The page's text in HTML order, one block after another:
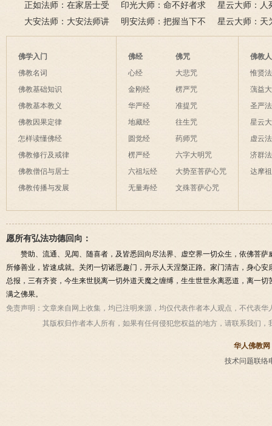
已得，佛法难闻今已闻；
此身不向今生度，更向何
生度此身？
树红，暮看花落树还空；
若将花比人间事，花与人
间事一同。
该怎么念佛？
正如法师：在家居士受
五戒可以搭缦衣吗？
印光大师：命不好者求
美好姻缘，有个简单方
法
星云大师：人
是怎样的？
大安法师：大安法师讲
解
明安法师：把握当下不
后悔
星云大师：天
为毡，日月星
夜间不敢长伸
破海底天。
佛学入门
佛教名词
佛教基础知识
佛教基本教义
佛教因果定律
怎样读懂佛经
佛教修行及戒律
佛教僧侣与居士
佛教传播与发展
佛经
心经
金刚经
华严经
地藏经
圆觉经
楞严经
六祖坛经
无量寿经
佛咒
大悲咒
楞严咒
准提咒
往生咒
药师咒
六字大明咒
大势至菩萨心咒
文殊菩萨心咒
佛教
惟贤
蕅益
圣严
星云
虚云
济群
达摩
愿所有弘法功德回向：
赞助、流通、见闻、随喜者，及皆悉回向尽法界、虚空界一切众生，依佛菩
所修善业，皆速成就。关闭一切诸恶趣门，开示人天涅槃正路。家门清吉，身心
总报，三有齐资，今生来世脱离一切外道天魔之缠缚，生生世世永离恶道，离一
满之佛果。
免责声明： 文章来自网上收集，均已注明来源，均仅代表作者本人观点，不代表
其版权归作者本人所有，如果有任何侵犯您权益的地方，请联系我们，
华人佛教网
技术问题联络